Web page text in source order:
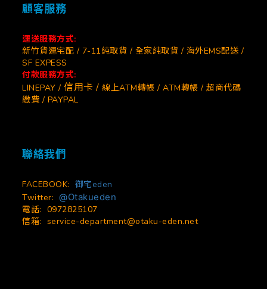
顧客服務
運送服務方式:
新竹貨運宅配 / 7-11純取貨 / 全家純取貨 / 海外EMS配送 /
SF EXPESS
付款服務方式:
LINEPAY / 信用卡 / 線上ATM轉帳 / ATM轉帳 / 超商代碼
繳費 / PAYPAL
聯絡我們
FACEBOOK: 御宅eden
Twitter: @Otakueden
電話: 0972825107
信箱: service-department@otaku-eden.net